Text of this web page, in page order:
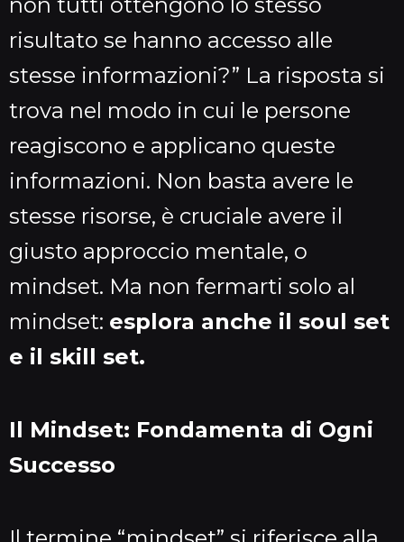
risultato se hanno accesso alle
stesse informazioni?” La risposta si
trova nel modo in cui le persone
reagiscono e applicano queste
informazioni. Non basta avere le
stesse risorse, è cruciale avere il
giusto approccio mentale, o
mindset. Ma non fermarti solo al
mindset: esplora anche il soul set
e il skill set.
Il Mindset: Fondamenta di Ogni
Successo